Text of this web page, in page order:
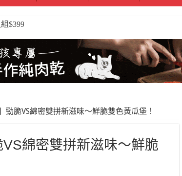
$399
勁脆VS綿密雙拼新滋味～鮮脆雙色黃瓜堡！
VS綿密雙拼新滋味～鮮脆